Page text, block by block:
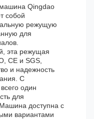
Qingdao
собой
режущую
для
эта режущая
CE и SGS,
и надежность
С
один
для
доступна с
вариантами